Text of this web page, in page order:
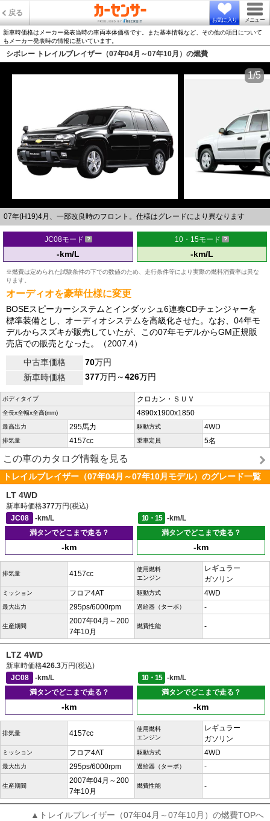
戻る
お気に入り メニュー
新車時価格はメーカー発表当時の車両本体価格です。また基本情報など、その他の項目について
もメーカー発表時の情報に基いています。
シボレー トレイルブレイザー（07年04月～07年10月）の燃費
07年(H19)4月、一部改良時のフロント。仕様はグレードにより異なります
1/5
JC08モード
-km/L
10・15モード
-km/L
※燃費は定められた試験条件の下での数値のため、走行条件等により実際の燃料消費率は異な
ります。
オーディオを豪華仕様に変更
BOSEスピーカーシステムとインダッシュ6連奏CDチェンジャーを
標準装備とし、オーディオシステムを高級化させた。なお、04年モ
デルからスズキが販売していたが、この07年モデルからGM正規販
売店での販売となった。（2007.4）
中古車価格
70万円
新車時価格
377万円～426万円
ボディタイプ クロカン・ＳＵＶ
全長x全幅x全高(mm) 4890x1900x1850
最高出力 295馬力 駆動方式 4WD
排気量 4157cc 乗車定員 5名
この車のカタログ情報を見る
トレイルブレイザー（07年04月～07年10月モデル）のグレード一覧
LT 4WD
新車時価格377万円(税込)
JC08
-km/L 10・15
-km/L
満タンでどこまで走る？
-km
満タンでどこまで走る？
-km
排気量 4157cc
使用燃料
エンジン
レギュラー
ガソリン
ミッション フロア4AT 駆動方式 4WD
最大出力 295ps/6000rpm 過給器（ターボ） -
生産期間
2007年04月～200
7年10月
燃費性能 -
LTZ 4WD
新車時価格426.3万円(税込)
JC08
-km/L 10・15
-km/L
満タンでどこまで走る？
-km
満タンでどこまで走る？
-km
排気量 4157cc
使用燃料
エンジン
レギュラー
ガソリン
ミッション フロア4AT 駆動方式 4WD
最大出力 295ps/6000rpm 過給器（ターボ） -
生産期間
2007年04月～200
7年10月
燃費性能 -
▲トレイルブレイザー（07年04月～07年10月）の燃費TOPへ